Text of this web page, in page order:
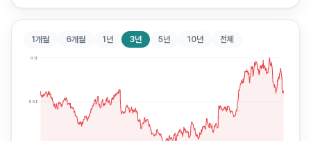
1개월 6개월 1년 3년 5년 10년 전체
131$
99$